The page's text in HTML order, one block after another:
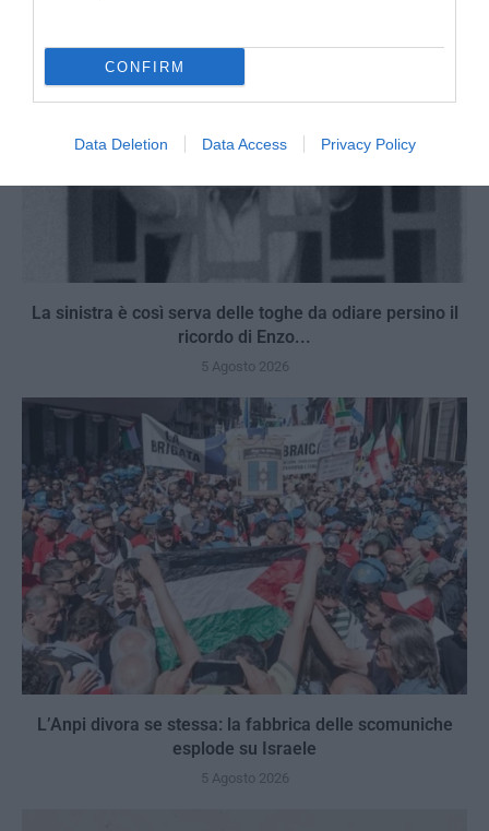
CONFIRM
Data Deletion Data Access Privacy Policy
La sinistra è così serva delle toghe da odiare persino il
ricordo di Enzo...
5 Agosto 2026
L’Anpi divora se stessa: la fabbrica delle scomuniche
esplode su Israele
5 Agosto 2026